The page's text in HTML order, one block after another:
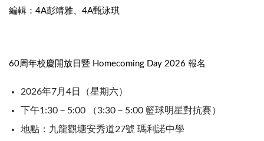
編輯：4A彭靖雅、4A甄泳琪
60周年校慶開放日暨 Homecoming Day 2026 報名
2026年7月4日（星期六）
下午1:30－5:00 （3:30－5:00 籃球明星對抗賽）
地點：九龍觀塘安秀道27號 瑪利諾中學